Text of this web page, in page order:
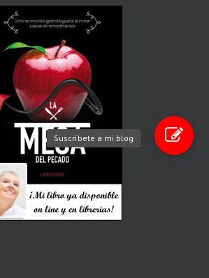
Suscríbete a mi blog